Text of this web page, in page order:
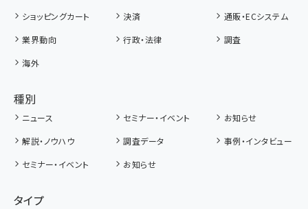
ショッピングカート
決済
通販・ECシステム
業界動向
行政・法律
調査
海外
種別
ニュース セミナー・イベント
お知らせ
解説・ノウハウ
調査データ
事例・インタビュー
セミナー・イベント
お知らせ
タイプ